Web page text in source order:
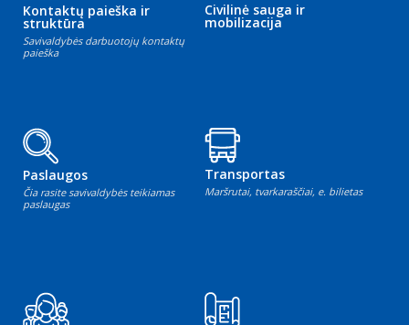
Kontaktų paieška ir
struktūra
Savivaldybės darbuotojų kontaktų
paieška
Civilinė sauga ir
mobilizacija
Paslaugos
Čia rasite savivaldybės teikiamas
paslaugas
Transportas
Maršrutai, tvarkaraščiai, e. bilietas